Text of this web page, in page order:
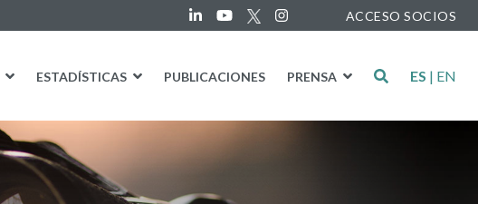
ACCESO SOCIOS
ESTADÍSTICAS PUBLICACIONES PRENSA ES | EN